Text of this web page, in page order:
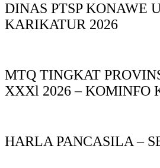
DINAS PTSP KONAWE
KARIKATUR 2026
MTQ TINGKAT
XXXl 2026 – KOMINFO
HARLA PANCASILA –